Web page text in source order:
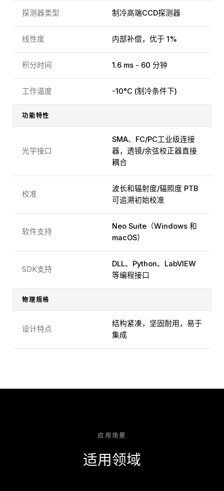
探测器类型 制冷高端CCD探测器
线性度 内部补偿，优于 1%
积分时间 1.6 ms - 60 分钟
工作温度 -10°C (制冷条件下)
功能特性
光学接口
SMA、FC/PC工业级连接
器，透镜/余弦校正器直接
耦合
校准
波长和辐射度/辐照度 PTB
可追溯初始校准
软件支持
Neo Suite（Windows 和
macOS）
SDK支持
DLL、Python、LabVIEW
等编程接口
物理规格
设计特点
结构紧凑，坚固耐用，易于
集成
应用场景
适用领域